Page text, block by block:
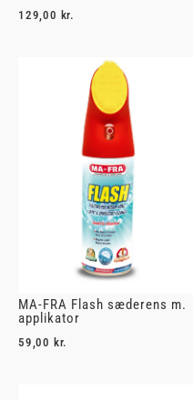
129,00 kr.
MA-FRA Flash sæderens m.
applikator
59,00 kr.